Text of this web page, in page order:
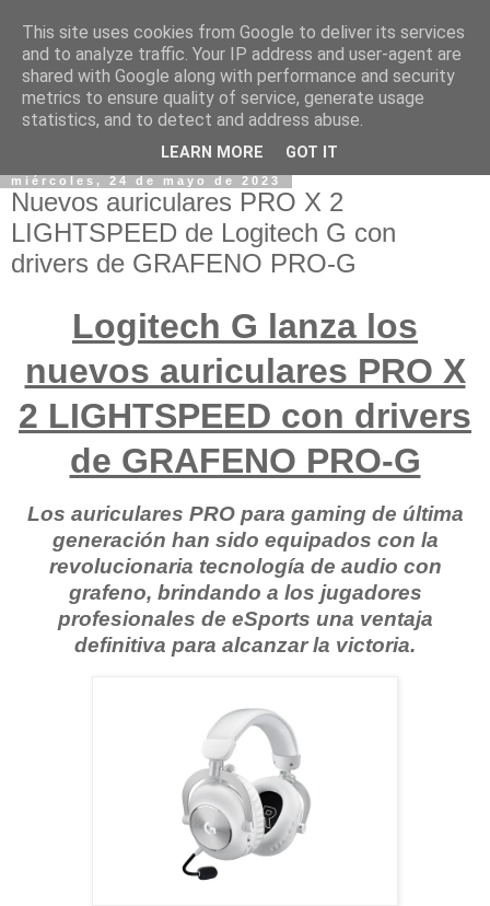
miércoles, 24 de mayo de 2023
Nuevos auriculares PRO X 2
LIGHTSPEED de Logitech G con
drivers de GRAFENO PRO-G
Logitech G lanza los
nuevos auriculares PRO X
2 LIGHTSPEED con drivers
de GRAFENO PRO-G
Los auriculares PRO para gaming de última
generación han sido equipados con la
revolucionaria tecnología de audio con
grafeno, brindando a los jugadores
profesionales de eSports una ventaja
definitiva para alcanzar la victoria.
This site uses cookies from Google to deliver its services
and to analyze traffic. Your IP address and user-agent are
shared with Google along with performance and security
metrics to ensure quality of service, generate usage
statistics, and to detect and address abuse.
LEARN MORE GOT IT